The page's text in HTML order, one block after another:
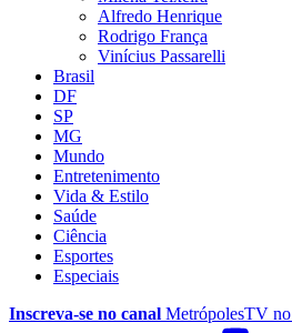
Alfredo Henrique
Rodrigo França
Vinícius Passarelli
Brasil
DF
SP
MG
Mundo
Entretenimento
Vida & Estilo
Saúde
Ciência
Esportes
Especiais
Inscreva-se no canal MetrópolesTV no